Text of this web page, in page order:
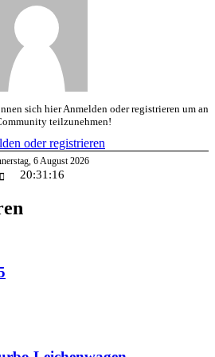
sich hier Anmelden oder registrieren um an
teilzunehmen!
oder registrieren
, 6August 2026
20:31:17